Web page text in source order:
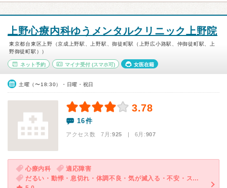
上野心療内科ゆうメンタルクリニック上野院
東京都台東区上野（京成上野駅、上野駅、御徒町駅（上野広小路駅、仲御徒町駅、上
野御徒町駅））
ネット予約 マイナ受付(スマホ可) 女医在籍
土曜（〜18:30）・日曜・祝日
3.78
16件
アクセス数 7月:925 | 6月:907
心療内科
適応障害
だるい・動悸・息切れ・体調不良・気が滅入る・不安・ストレス